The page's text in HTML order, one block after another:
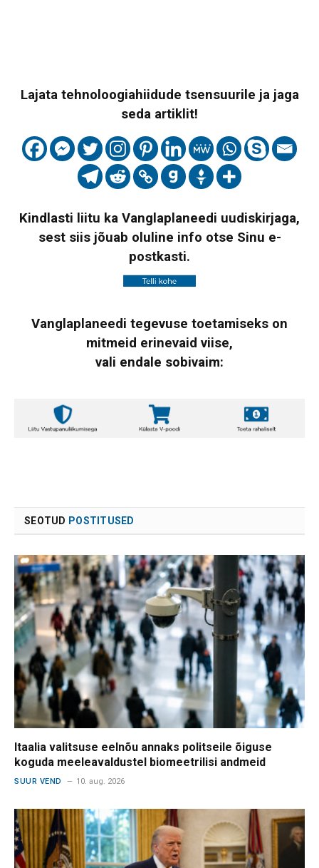
Lajata tehnoloogiahiidude tsensuurile ja jaga
seda artiklit!
Kindlasti liitu ka Vanglaplaneedi uudiskirjaga,
sest siis jõuab oluline info otse Sinu e-
postkasti.
Vanglaplaneedi tegevuse toetamiseks on
mitmeid erinevaid viise,
vali endale sobivaim:
SEOTUD POSTITUSED
Itaalia valitsuse eelnõu annaks politseile õiguse
koguda meeleavaldustel biomeetrilisi andmeid
SUUR VEND 10. aug. 2026